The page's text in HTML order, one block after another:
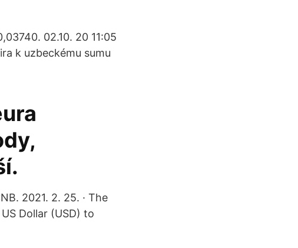
02.10. 20 11:05
k uzbeckému sumu
2021. 2. 25. · The
Dollar (USD) to